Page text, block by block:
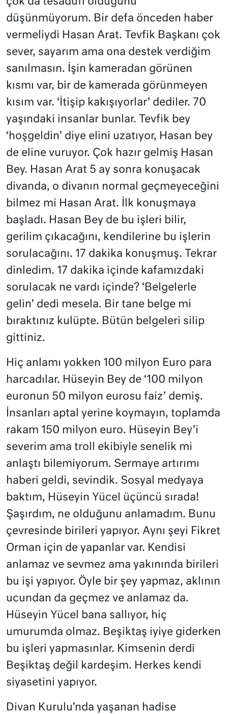
düşünmüyorum. Bir defa önceden haber
vermeliydi Hasan Arat. Tevfik Başkanı çok
sever, sayarım ama ona destek verdiğim
sanılmasın. İşin kameradan görünen
kısmı var, bir de kamerada görünmeyen
kısım var. ‘İtişip kakışıyorlar’ dediler. 70
yaşındaki insanlar bunlar. Tevfik bey
‘hoşgeldin’ diye elini uzatıyor, Hasan bey
de eline vuruyor. Çok hazır gelmiş Hasan
Bey. Hasan Arat 5 ay sonra konuşacak
divanda, o divanın normal geçmeyeceğini
bilmez mi Hasan Arat. İlk konuşmaya
başladı. Hasan Bey de bu işleri bilir,
gerilim çıkacağını, kendilerine bu işlerin
sorulacağını. 17 dakika konuşmuş. Tekrar
dinledim. 17 dakika içinde kafamızdaki
sorulacak ne vardı içinde? ‘Belgelerle
gelin’ dedi mesela. Bir tane belge mi
bıraktınız kulüpte. Bütün belgeleri silip
gittiniz.
Hiç anlamı yokken 100 milyon Euro para
harcadılar. Hüseyin Bey de ‘100 milyon
euronun 50 milyon eurosu faiz’ demiş.
İnsanları aptal yerine koymayın, toplamda
rakam 150 milyon euro. Hüseyin Bey’i
severim ama troll ekibiyle senelik mi
anlaştı bilemiyorum. Sermaye artırımı
haberi geldi, sevindik. Sosyal medyaya
baktım, Hüseyin Yücel üçüncü sırada!
Şaşırdım, ne olduğunu anlamadım. Bunu
çevresinde birileri yapıyor. Aynı şeyi Fikret
Orman için de yapanlar var. Kendisi
anlamaz ve sevmez ama yakınında birileri
bu işi yapıyor. Öyle bir şey yapmaz, aklının
ucundan da geçmez ve anlamaz da.
Hüseyin Yücel bana sallıyor, hiç
umurumda olmaz. Beşiktaş iyiye giderken
bu işleri yapmasınlar. Kimsenin derdi
Beşiktaş değil kardeşim. Herkes kendi
siyasetini yapıyor.
Divan Kurulu’nda yaşanan hadise